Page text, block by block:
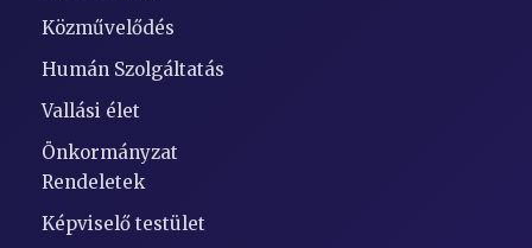
Közművelődés
Humán Szolgáltatás
Vallási élet
Önkormányzat
Rendeletek
Képviselő testület